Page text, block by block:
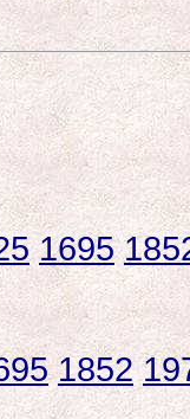
1695
1852